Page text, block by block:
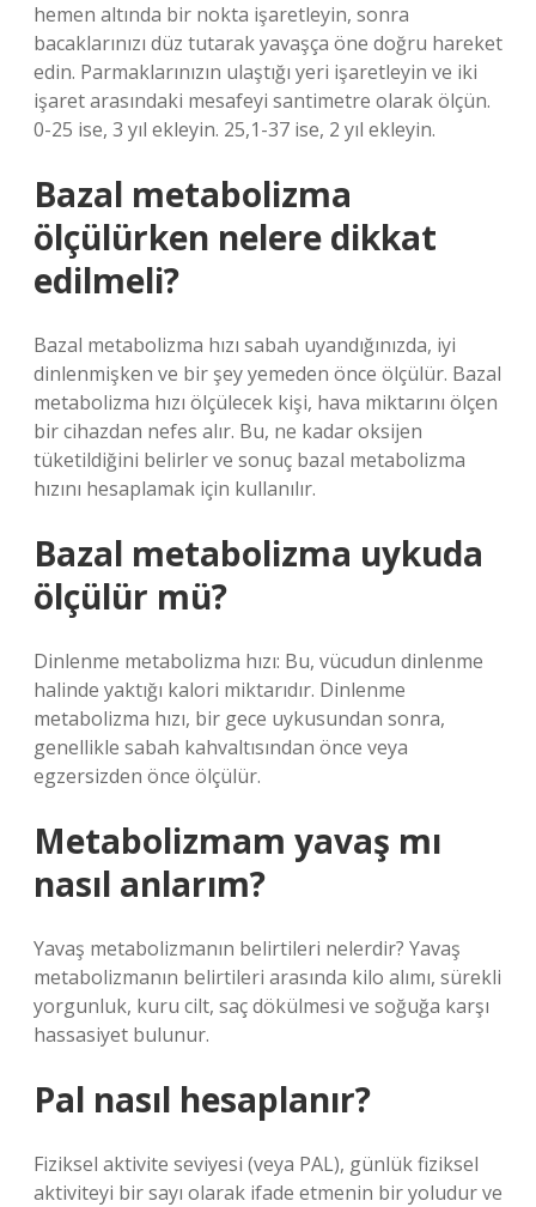
hemen altında bir nokta işaretleyin, sonra
bacaklarınızı düz tutarak yavaşça öne doğru hareket
edin. Parmaklarınızın ulaştığı yeri işaretleyin ve iki
işaret arasındaki mesafeyi santimetre olarak ölçün.
0-25 ise, 3 yıl ekleyin. 25,1-37 ise, 2 yıl ekleyin.
Bazal metabolizma
ölçülürken nelere dikkat
edilmeli?
Bazal metabolizma hızı sabah uyandığınızda, iyi
dinlenmişken ve bir şey yemeden önce ölçülür. Bazal
metabolizma hızı ölçülecek kişi, hava miktarını ölçen
bir cihazdan nefes alır. Bu, ne kadar oksijen
tüketildiğini belirler ve sonuç bazal metabolizma
hızını hesaplamak için kullanılır.
Bazal metabolizma uykuda
ölçülür mü?
Dinlenme metabolizma hızı: Bu, vücudun dinlenme
halinde yaktığı kalori miktarıdır. Dinlenme
metabolizma hızı, bir gece uykusundan sonra,
genellikle sabah kahvaltısından önce veya
egzersizden önce ölçülür.
Metabolizmam yavaş mı
nasıl anlarım?
Yavaş metabolizmanın belirtileri nelerdir? Yavaş
metabolizmanın belirtileri arasında kilo alımı, sürekli
yorgunluk, kuru cilt, saç dökülmesi ve soğuğa karşı
hassasiyet bulunur.
Pal nasıl hesaplanır?
Fiziksel aktivite seviyesi (veya PAL), günlük fiziksel
aktiviteyi bir sayı olarak ifade etmenin bir yoludur ve